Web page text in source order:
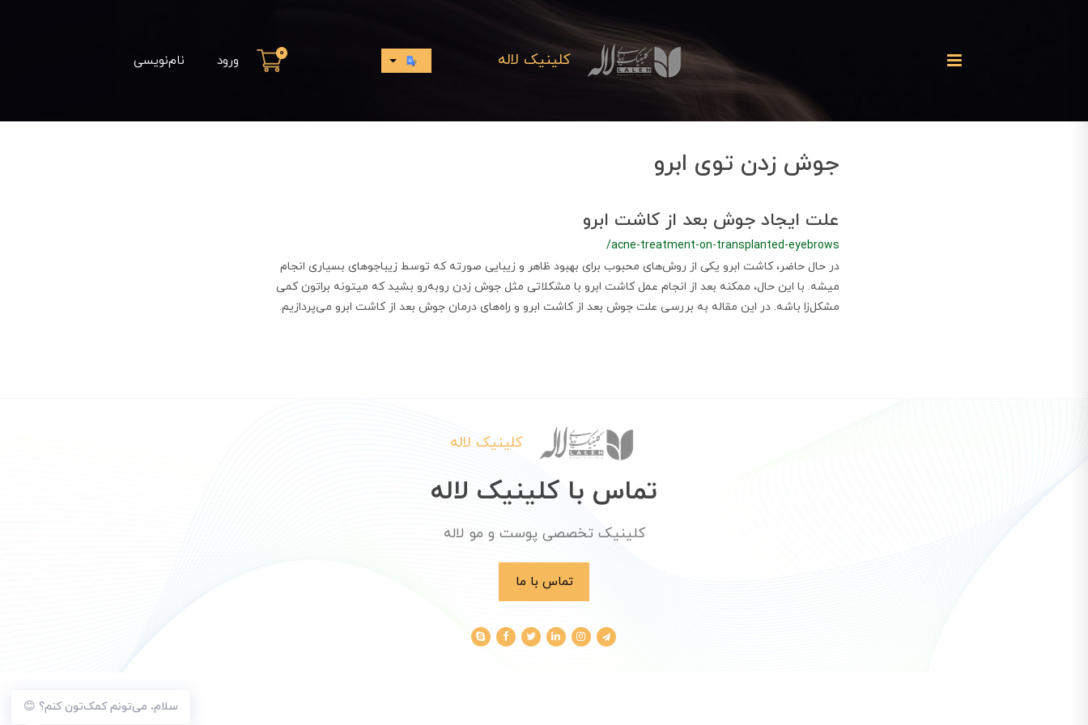
کلینیک لاله 0 ورود نام‌نویسی
جوش زدن توی ابرو
علت ایجاد جوش بعد از کاشت ابرو
/acne-treatment-on-transplanted-eyebrows
در حال حاضر، کاشت ابرو یکی از روش‌های محبوب برای بهبود ظاهر و زیبایی صورته که توسط زیباجوهای بسیاری انجام
میشه. با این حال، ممکنه بعد از انجام عمل کاشت ابرو با مشکلاتی مثل جوش زدن روبه‌رو بشید که میتونه براتون کمی
مشکل‌زا باشه. در این مقاله به بررسی علت جوش بعد از کاشت ابرو و راه‌های درمان جوش بعد از کاشت ابرو می‌پردازیم.
سلام، می‌تونم کمک‌تون کنم؟ 😊
کلینیک لاله
تماس با کلینیک لاله
کلینیک تخصصی پوست و مو لاله
تماس با ما